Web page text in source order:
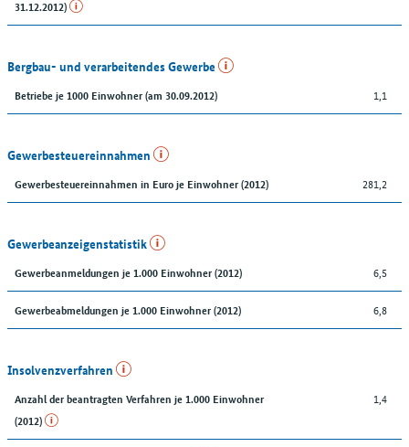
31.12.2012)
Bergbau- und verarbeitendes Gewerbe
Betriebe je 1000 Einwohner (am 30.09.2012) 1,1
Gewerbesteuereinnahmen
Gewerbesteuereinnahmen in Euro je Einwohner (2012) 281,2
Gewerbeanzeigenstatistik
Gewerbeanmeldungen je 1.000 Einwohner (2012) 6,5
Gewerbeabmeldungen je 1.000 Einwohner (2012) 6,8
Insolvenzverfahren
Anzahl der beantragten Verfahren je 1.000 Einwohner
(2012)
1,4